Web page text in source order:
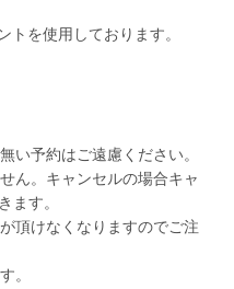
を使用しております。
い予約はご遠慮ください。
ん。キャンセルの場合キャ
ます。
頂けなくなりますのでご注
。